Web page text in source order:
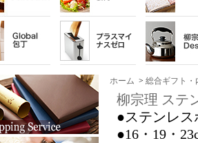
ホーム > 総合ギフト・
柳宗理 ステ
●ステンレ
●16・19・